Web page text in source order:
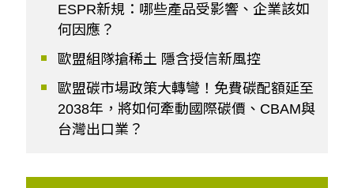
ESPR新規：哪些產品受影響、企業該如
何因應？
歐盟組隊搶稀土 隱含授信新風控
歐盟碳市場政策大轉彎！免費碳配額延至
2038年，將如何牽動國際碳價、CBAM與
台灣出口業？